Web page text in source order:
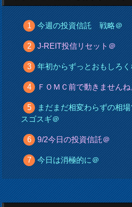
今週の投資信託 戦略＠
J-REIT投信リセット＠
年初からずっとおもしろ
ＦＯＭＣ前で動きません
まだまだ相変わらずの相
スゴスギ＠
9/2今日の投資信託＠
今日は消極的に＠